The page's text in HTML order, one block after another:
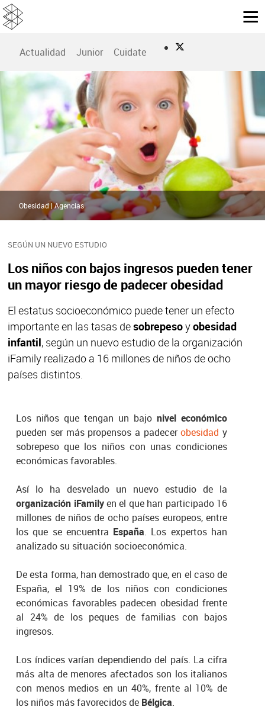
Actualidad Junior Cuidate
SEGÚN UN NUEVO ESTUDIO
Los niños con bajos ingresos pueden tener
un mayor riesgo de padecer obesidad
El estatus socioeconómico puede tener un efecto
importante en las tasas desobrepesoyobesidad
infantil, según un nuevo estudio de la organización
iFamily realizado a 16 millones de niños de ocho
países distintos.
Obesidad | Agencias
Los niños que tengan un bajonivel económico
pueden ser más propensos a padecerobesidad y
sobrepeso que los niños con unas condiciones
económicas favorables.
Así lo ha desvelado un nuevo estudio de la
organización iFamilyen el que han participado 16
millones de niños de ocho países europeos, entre
los que se encuentra España. Los expertos han
analizado su situación socioeconómica.
De esta forma, han demostrado que, en el caso de
España, el 19% de los niños con condiciones
económicas favorables padecen obesidad frente
al 24% de los peques de familias con bajos
ingresos.
Los índices varían dependiendo del país. La cifra
más alta de menores afectados son los italianos
con menos medios en un 40%, frente al 10% de
los niños más favorecidos de Bélgica.